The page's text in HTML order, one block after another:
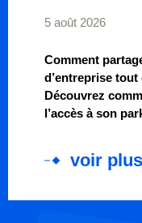
5 août 2026
Comment
d’entreprise
Découvrez
l’accès à son
voir plus